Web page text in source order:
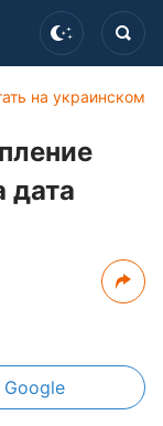
на украинском
дата
Google